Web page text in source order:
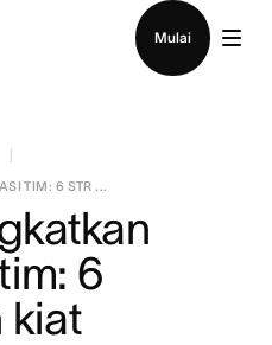
Mulai
TIM: 6 STR ...
6
kiat